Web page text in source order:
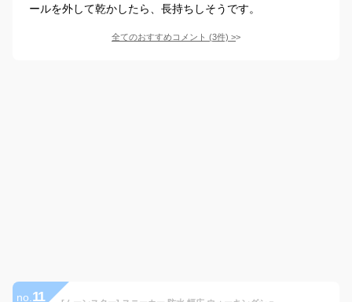
ールを外して乾かしたら、長持ちしそうです。
全てのおすすめコメント (3件) >
no. 11